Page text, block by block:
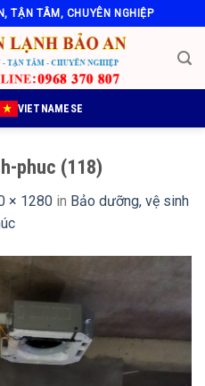
TẬN TÂM, CHUYÊN NGHIỆP
VIETNAMESE
phuc (118)
× 1280 in Bảo dưỡng, vệ sinh